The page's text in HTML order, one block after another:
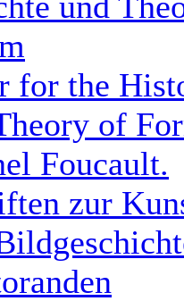
for the
of
Foucault.
zur